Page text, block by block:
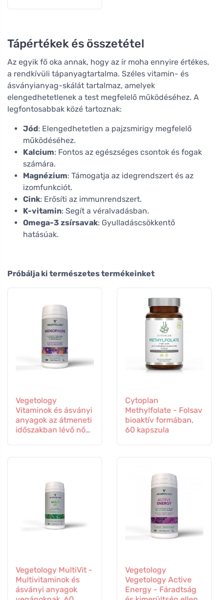
Tápértékek és összetétel
Az egyik fő oka annak, hogy az ír moha ennyire értékes,
a rendkívüli tápanyagtartalma. Széles vitamin- és
ásványianyag-skálát tartalmaz, amelyek
elengedhetetlenek a test megfelelő működéséhez. A
legfontosabbak közé tartoznak:
Jód: Elengedhetetlen a pajzsmirigy megfelelő
működéséhez.
Kalcium: Fontos az egészséges csontok és fogak
számára.
Magnézium: Támogatja az idegrendszert és az
izomfunkciót.
Cink: Erősíti az immunrendszert.
K-vitamin: Segít a véralvadásban.
Omega-3 zsírsavak: Gyulladáscsökkentő
hatásúak.
Próbálja ki természetes termékeinket
Vegetology
Vitaminok és ásványi
anyagok az átmeneti
időszakban lévő nők
Cytoplan
Methylfolate - Folsav
bioaktív formában,
60 kapszula
Vegetology MultiVit -
Multivitaminok és
ásványi anyagok
Vegetology
Vegetology Active
Energy - Fáradtság